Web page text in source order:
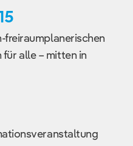
alle – mitten in